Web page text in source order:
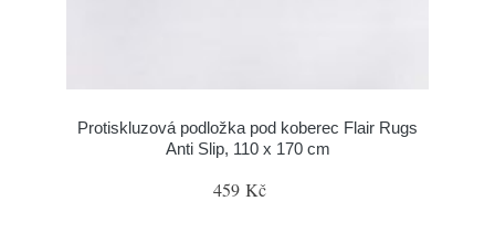
Protiskluzová podložka pod koberec Flair Rugs
Anti Slip, 110 x 170 cm
459 Kč